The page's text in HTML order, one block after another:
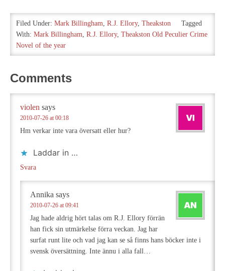
Filed Under: Mark Billingham, R.J. Ellory, Theakston
Tagged
With: Mark Billingham, R.J. Ellory, Theakston Old Peculier Crime
Novel of the year
Comments
violen says
2010-07-26 at 00:18
Hm verkar inte vara översatt eller hur?
Laddar in …
Svara
Annika says
2010-07-26 at 09:41
Jag hade aldrig hört talas om R.J. Ellory förrän
han fick sin utmärkelse förra veckan. Jag har
surfat runt lite och vad jag kan se så finns hans böcker inte i
svensk översättning. Inte ännu i alla fall…